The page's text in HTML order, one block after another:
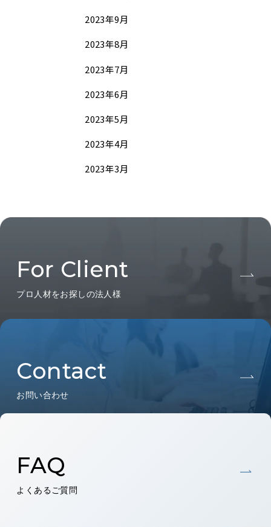
2023年9月
2023年8月
2023年7月
2023年6月
2023年5月
2023年4月
2023年3月
For Client
プロ人材をお探しの法人様
Contact
お問い合わせ
FAQ
よくあるご質問